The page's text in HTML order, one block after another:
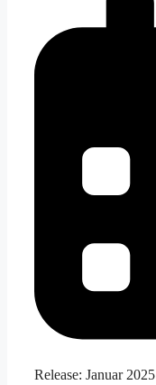
Release: Januar 2025